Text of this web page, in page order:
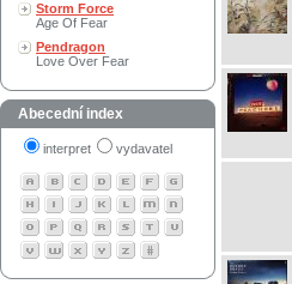
Storm Force
Age Of Fear
Pendragon
Love Over Fear
Abecední index
interpret vydavatel